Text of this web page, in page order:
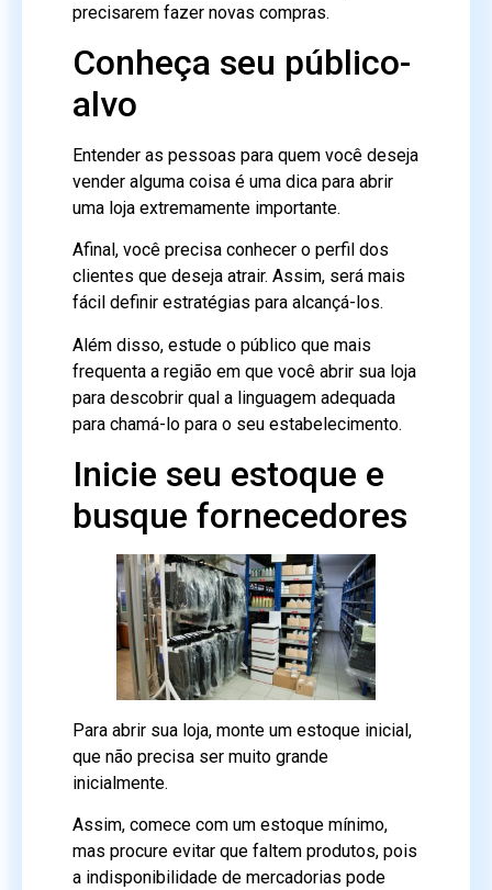
precisarem fazer novas compras.
Conheça seu público-
alvo
Entender as pessoas para quem você deseja
vender alguma coisa é uma dica para abrir
uma loja extremamente importante.
Afinal, você precisa conhecer o perfil dos
clientes que deseja atrair. Assim, será mais
fácil definir estratégias para alcançá-los.
Além disso, estude o público que mais
frequenta a região em que você abrir sua loja
para descobrir qual a linguagem adequada
para chamá-lo para o seu estabelecimento.
Inicie seu estoque e
busque fornecedores
Para abrir sua loja, monte um estoque inicial,
que não precisa ser muito grande
inicialmente.
Assim, comece com um estoque mínimo,
mas procure evitar que faltem produtos, pois
a indisponibilidade de mercadorias pode